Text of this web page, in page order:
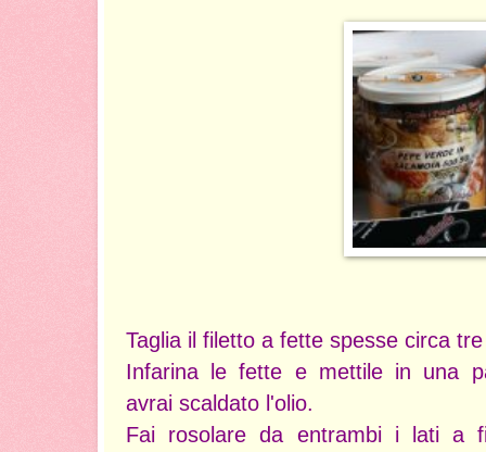
Taglia il filetto a fette spesse circa
Infarina le fette e mettile in una
avrai scaldato l'olio.
Fai rosolare da entrambi i lati a